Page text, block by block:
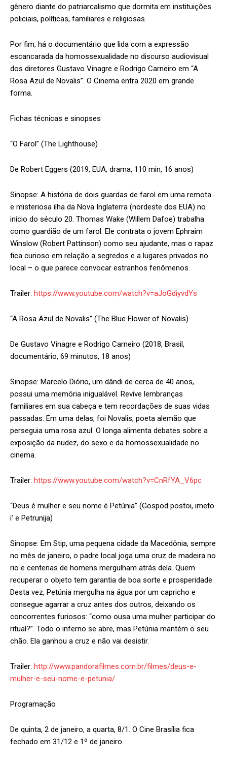
gênero diante do patriarcalismo que dormita em instituições
policiais, políticas, familiares e religiosas.
Por fim, há o documentário que lida com a expressão
escancarada da homossexualidade no discurso audiovisual
dos diretores Gustavo Vinagre e Rodrigo Carneiro em “A
Rosa Azul de Novalis”. O Cinema entra 2020 em grande
forma.
Fichas técnicas e sinopses
“O Farol” (The Lighthouse)
De Robert Eggers (2019, EUA, drama, 110 min, 16 anos)
Sinopse: A história de dois guardas de farol em uma remota
e misteriosa ilha da Nova Inglaterra (nordeste dos EUA) no
início do século 20. Thomas Wake (Willem Dafoe) trabalha
como guardião de um farol. Ele contrata o jovem Ephraim
Winslow (Robert Pattinson) como seu ajudante, mas o rapaz
fica curioso em relação a segredos e a lugares privados no
local – o que parece convocar estranhos fenômenos.
Trailer: https://www.youtube.com/watch?v=aJoGdiyvdYs
“A Rosa Azul de Novalis” (The Blue Flower of Novalis)
De Gustavo Vinagre e Rodrigo Carneiro (2018, Brasil,
documentário, 69 minutos, 18 anos)
Sinopse: Marcelo Diório, um dândi de cerca de 40 anos,
possui uma memória inigualável. Revive lembranças
familiares em sua cabeça e tem recordações de suas vidas
passadas. Em uma delas, foi Novalis, poeta alemão que
perseguia uma rosa azul. O longa alimenta debates sobre a
exposição da nudez, do sexo e da homossexualidade no
cinema.
Trailer: https://www.youtube.com/watch?v=CnRfYA_V6pc
“Deus é mulher e seu nome é Petúnia” (Gospod postoi, imeto
i’ e Petrunija)
Sinopse: Em Stip, uma pequena cidade da Macedônia, sempre
no mês de janeiro, o padre local joga uma cruz de madeira no
rio e centenas de homens mergulham atrás dela. Quem
recuperar o objeto tem garantia de boa sorte e prosperidade.
Desta vez, Petúnia mergulha na água por um capricho e
consegue agarrar a cruz antes dos outros, deixando os
concorrentes furiosos: “como ousa uma mulher participar do
ritual?”. Todo o inferno se abre, mas Petúnia mantém o seu
chão. Ela ganhou a cruz e não vai desistir.
Trailer: http://www.pandorafilmes.com.br/filmes/deus-e-
mulher-e-seu-nome-e-petunia/
Programação
De quinta, 2 de janeiro, a quarta, 8/1. O Cine Brasília fica
fechado em 31/12 e 1º de janeiro.